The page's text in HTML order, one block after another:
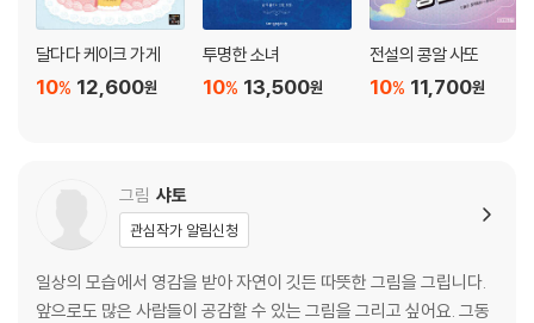
달다다 케이크 가게
12,600원
10%
투명한 소녀
13,500원
10%
전설의 콩알 사또
11,700원
10%
그림 샤토
관심작가 알림신청
일상의 모습에서 영감을 받아 자연이 깃든 따뜻한 그림을 그립니다.
앞으로도 많은 사람들이 공감할 수 있는 그림을 그리고 싶어요. 그동